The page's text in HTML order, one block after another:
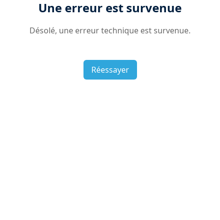
Une erreur est survenue
Désolé, une erreur technique est survenue.
Réessayer